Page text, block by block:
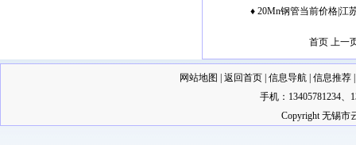
♦ 20Mn钢管当前价格|江
首页 上一
网站地图 返回首页 信息导航 信息推荐
手机：13405781234
Copyright 无锡